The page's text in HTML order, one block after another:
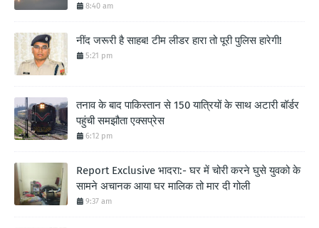
8:40 am
नींद जरूरी है साहब! टीम लीडर हारा तो पूरी पुलिस हारेगी!
5:21 pm
तनाव के बाद पाकिस्तान से 150 यात्रियों के साथ अटारी बॉर्डर
पहुंची समझौता एक्सप्रेस
6:12 pm
Report Exclusive भादरा:- घर में चोरी करने घुसे युवको के
सामने अचानक आया घर मालिक तो मार दी गोली
9:37 am